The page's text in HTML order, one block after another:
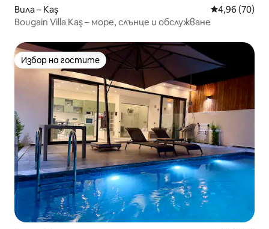
Вила – Kaş Средна
4,96 (70)
Bougain Villa Kaş – море, слънце и обслужване
Избор на гостите
Избор на гостите